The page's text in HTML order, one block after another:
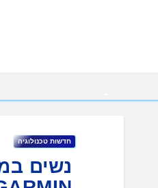
חדשות טכנולוגיה